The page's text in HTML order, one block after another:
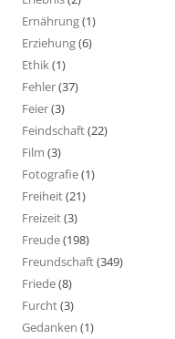
Ernährung(1)
Erziehung(6)
Ethik(1)
Fehler(37)
Feier(3)
Feindschaft(22)
Film (3)
Fotografie(1)
Freiheit(21)
Freizeit(3)
Freude(198)
Freundschaft(349)
Friede(8)
Furcht(3)
Gedanken (1)